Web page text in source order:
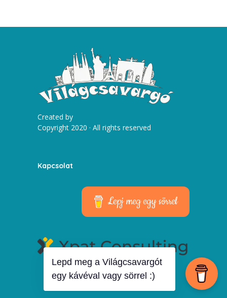
Created by
Copyright 2020 · All rights reserved
Kapcsolat
Lepj meg egy sörrel
Lepd meg a Világcsavargót
egy kávéval vagy sörrel :)